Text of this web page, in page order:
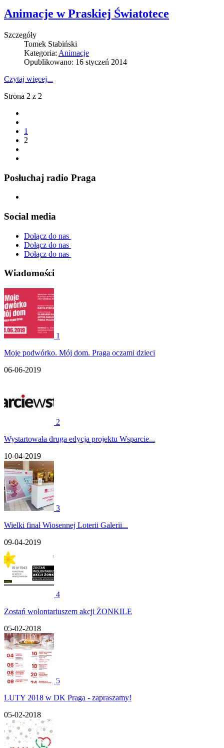
Animacje w Praskiej Światotece
Szczegóły
Tomek Stabiński
Kategoria: Animacje
Opublikowano: 16 styczeń 2014
Czytaj więcej...
Strona 2 z 2
1
2
Posłuchaj radio Praga
Social media
Dołącz do nas
Dołącz do nas
Dołącz do nas
Wiadomości
1
Moje podwórko. Mój dom. Praga oczami dzieci
06-06-2019
2
Wystartowała druga edycja projektu Wsparcie...
10-04-2019
3
Wielki finał Wiosennej Loterii Galerii...
09-04-2019
4
Zostań wolontariuszem akcji ŻONKILE
05-02-2018
5
LUTY 2018 w DK Praga - zapraszamy!
05-02-2018